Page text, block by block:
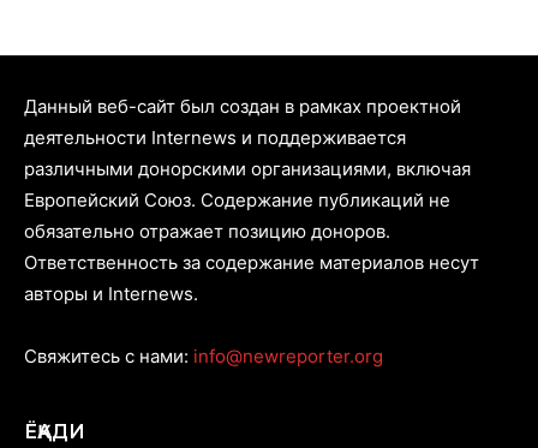
Данный веб-сайт был создан в рамках проектной
деятельности Internews и поддерживается
различными донорскими организациями, включая
Европейский Союз. Содержание публикаций не
обязательно отражает позицию доноров.
Ответственность за содержание материалов несут
авторы и Internews.
Свяжитесь с нами: info@newreporter.org
ЁҚАДИ